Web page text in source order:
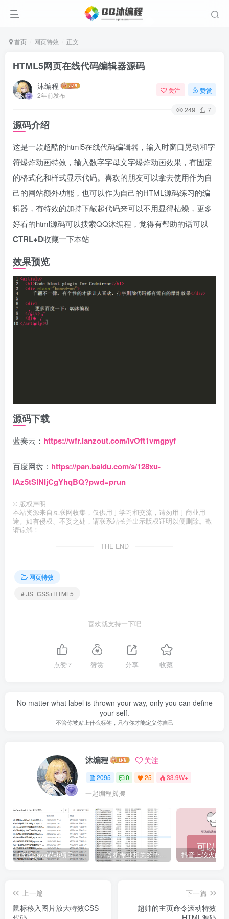
首页 网页特效 正文
HTML5网页在线代码编辑器源码
沐编程
2年前发布
关注 赞赏
249 7
源码介绍
这是一款超酷的html5在线代码编辑器，输入时窗口晃动和字
符爆炸动画特效，输入数字字母文字爆炸动画效果，有固定
的格式化和样式显示代码。喜欢的朋友可以拿去使用作为自
己的网站额外功能，也可以作为自己的HTML源码练习的编
辑器，有特效的加持下敲起代码来可以不用显得枯燥，更多
好看的html源码可以搜索QQ沐编程，觉得有帮助的话可以
CTRL+D收藏一下本站
效果预览
源码下载
蓝奏云： https://wfr.lanzout.com/ivOft1vmgpyf
百度网盘： https://pan.baidu.com/s/128xu-
IAz5tSlNIjCgYhqBQ?pwd=prun
© 版权声明
本站资源来自互联网收集，仅供用于学习和交流，请勿用于商业用
途。如有侵权、不妥之处，请联系站长并出示版权证明以便删除。敬
请谅解！
THE END
网页特效
# JS+CSS+HTML5
喜欢就支持一下吧
点赞7 赞赏 分享 收藏
No matter what label is thrown your way, only you can define
your self.
不管你被贴上什么标签，只有你才能定义你自己
沐编程 关注
2095 0 25 33.9W+
一起编程摇摆
161套javaWeb项目源码免费分享 计算机专业相关的毕业设计论文合集免费下载
上一篇
鼠标移入图片放大特效CSS
下一篇
超帅的主页命令滚动特效